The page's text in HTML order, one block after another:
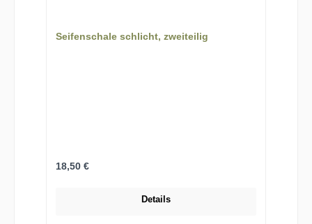
Seifenschale schlicht, zweiteilig
Regulärer Preis:
18,50 €
Details